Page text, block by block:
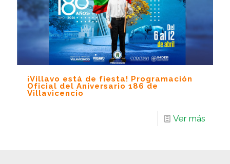
¡Villavo está de fiesta! Programación
Oficial del Aniversario 186 de
Villavicencio
Ver más